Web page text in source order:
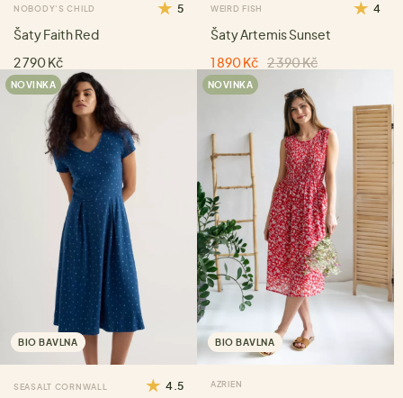
NOBODY'S CHILD 5
Šaty Faith Red
2 790 Kč
WEIRD FISH 4
Šaty Artemis Sunset
1 890 Kč 2 390 Kč
NOVINKA
BIO BAVLNA
SEASALT CORNWALL 4.5
NOVINKA
BIO BAVLNA
AZRIEN